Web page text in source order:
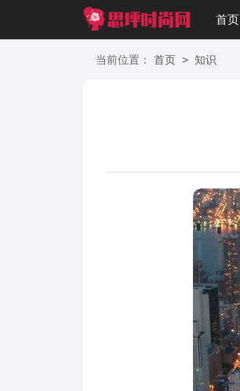
首页
当前位置： 首页 > 知识